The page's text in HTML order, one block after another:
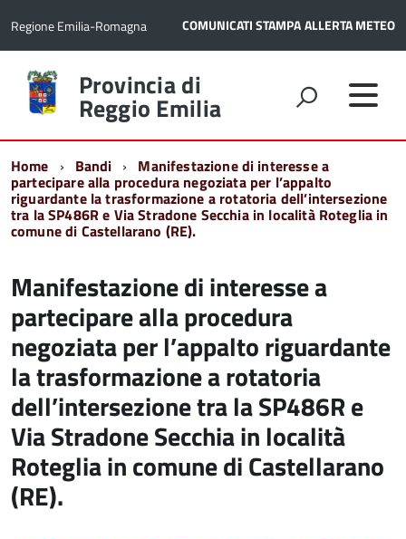
Regione Emilia-Romagna COMUNICATI STAMPAALLERTA METEO
Torna
alla
home
Provincia di
Reggio Emilia
Home Bandi Manifestazione di interesse a
partecipare alla procedura negoziata per l’appalto
riguardante la trasformazione a rotatoria dell’intersezione
tra la SP486R e Via Stradone Secchia in località Roteglia in
comune di Castellarano (RE).
Manifestazione di interesse a
partecipare alla procedura
negoziata per l’appalto riguardante
la trasformazione a rotatoria
dell’intersezione tra la SP486R e
Via Stradone Secchia in località
Roteglia in comune di Castellarano
(RE).